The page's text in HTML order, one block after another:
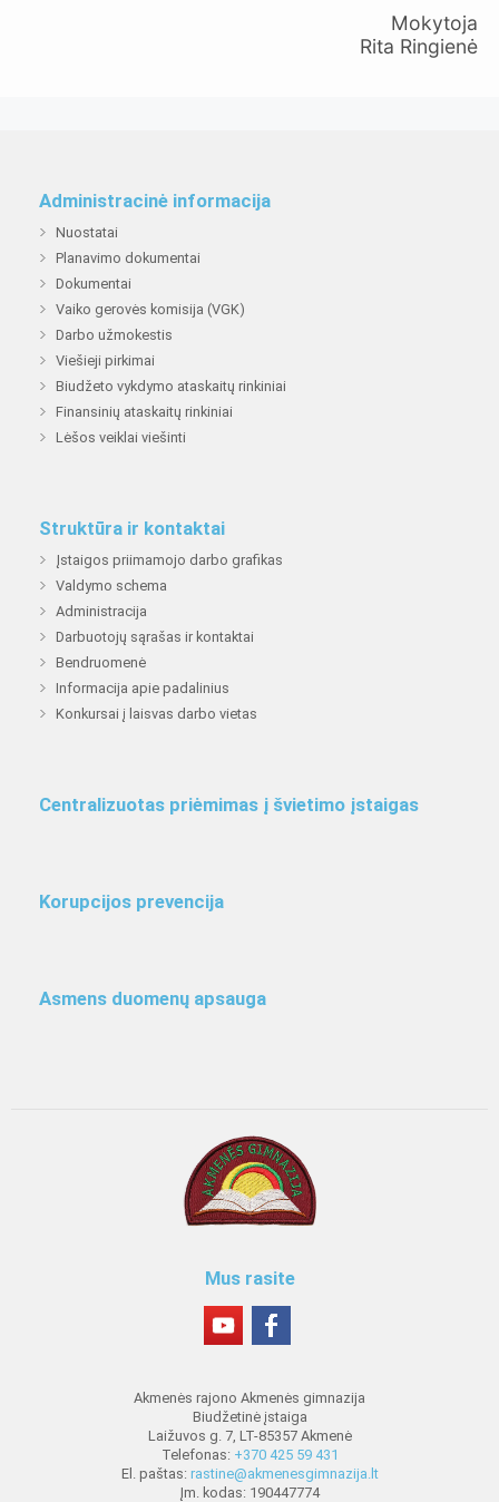
Mokytoja
Rita Ringienė
Administracinė informacija
Nuostatai
Planavimo dokumentai
Dokumentai
Vaiko gerovės komisija (VGK)
Darbo užmokestis
Viešieji pirkimai
Biudžeto vykdymo ataskaitų rinkiniai
Finansinių ataskaitų rinkiniai
Lėšos veiklai viešinti
Struktūra ir kontaktai
Įstaigos priimamojo darbo grafikas
Valdymo schema
Administracija
Darbuotojų sąrašas ir kontaktai
Bendruomenė
Informacija apie padalinius
Konkursai į laisvas darbo vietas
Centralizuotas priėmimas į švietimo įstaigas
Korupcijos prevencija
Asmens duomenų apsauga
Mus rasite
Akmenės rajono Akmenės gimnazija
Biudžetinė įstaiga
Laižuvos g. 7, LT-85357 Akmenė
Telefonas: +370 425 59 431
El. paštas: rastine@akmenesgimnazija.lt
Įm. kodas: 190447774